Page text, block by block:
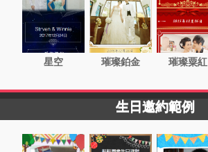
星空 璀璨鉑金 璀璨粟紅
生日邀約範例